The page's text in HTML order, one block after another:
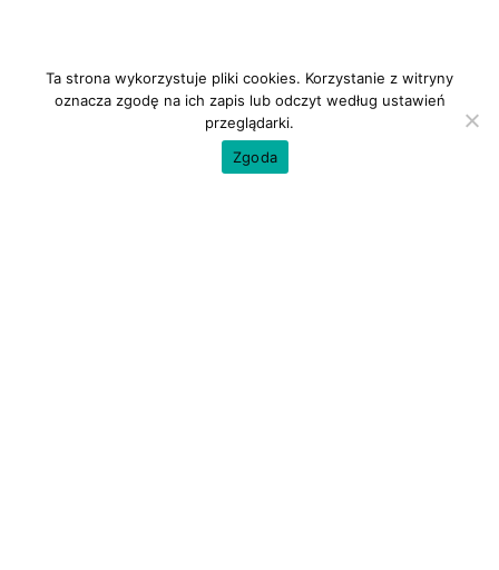
Ta strona wykorzystuje pliki cookies. Korzystanie z witryny
oznacza zgodę na ich zapis lub odczyt według ustawień
przeglądarki.
Zgoda